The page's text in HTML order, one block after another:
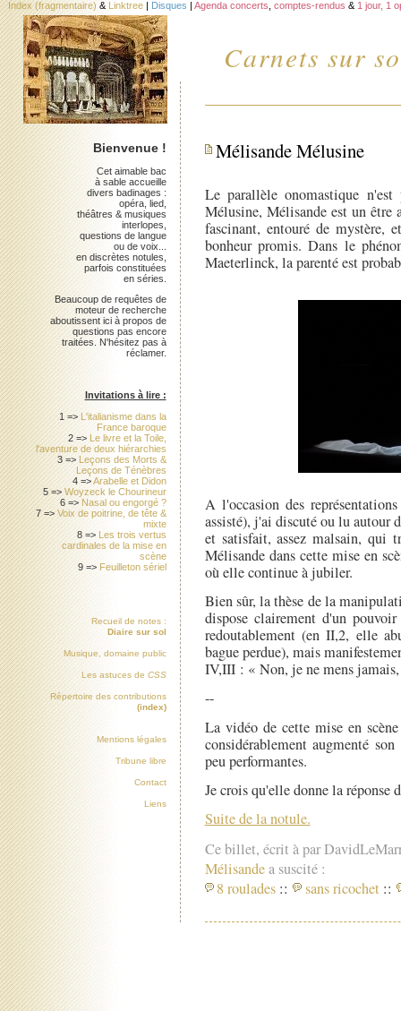
Carnets sur
Index (fragmentaire) & Linktree | Disques | Agenda concerts comptes-rendus & 1 jour, 1
Mélisande Mélusine
Le parallèle onomastique
Mélusine, Mélisande est un être
fascinant, entouré de mystère,
bonheur promis. Dans le
Maeterlinck, la parenté est
A l'occasion des
assisté), j'ai discuté ou lu autour
et satisfait, assez malsain, qui
Mélisande dans cette mise en
où elle continue à jubiler.
Bien sûr, la thèse de la
dispose clairement d'un
redoutablement (en II,2, elle
bague perdue), mais
IV,III : « Non, je ne mens
--
La vidéo de cette mise en
considérablement augmenté
peu performantes.
Je crois qu'elle donne la réponse
Suite de la notule.
Ce billet, écrit à par
Mélisandea suscité :
8 roulades :: sans ricochet ::
Bienvenue !
Cet aimable bac
à sable accueille
divers badinages :
opéra, lied,
théâtres & musiques
interlopes,
questions de langue
ou de voix...
en discrètes notules,
parfois constituées
en séries.
Beaucoup de requêtes de
moteur de recherche
aboutissent ici à propos de
questions pas encore
traitées. N'hésitez pas à
réclamer.
Invitations à lire :
1 => L'italianisme dans la
France baroque
2 => Le livre et la Toile,
l'aventure de deux hiérarchies
3 => Leçons des Morts &
Leçons de Ténèbres
4 =>Arabelle et Didon
5 =>Woyzeck le Chourineur
6 => Nasal ou engorgé ?
7 =>Voix de poitrine, de tête &
mixte
8 => Les trois vertus
cardinales de la mise en
scène
9 => Feuilleton sériel
Recueil de notes :
Diaire sur sol
Musique, domaine public
Les astuces de CSS
Répertoire des contributions
(index)
Mentions légales
Tribune libre
Contact
Liens